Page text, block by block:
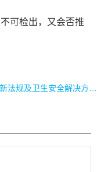
可检出，又会否推